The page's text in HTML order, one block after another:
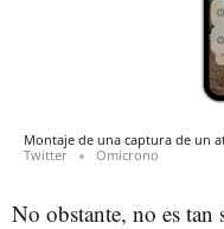
Montaje de una captura de un
Twitter
Omicrono
No obstante, no es tan